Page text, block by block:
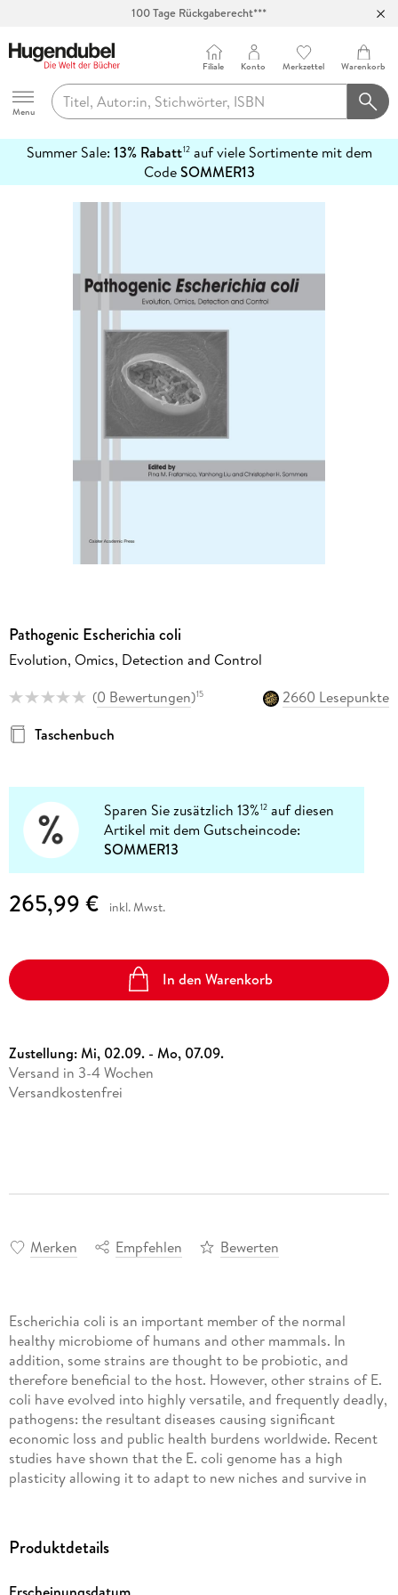
Hugendubel
Menu
Filiale Konto Merkzettel Warenkorb
Summer Sale: 13% Rabatt12auf viele Sortimente mit dem
CodeSOMMER13
erfahren
Pathogenic Escherichia coli
Evolution, Omics, Detection and Control
(0 Bewertungen)15
2660 Lesepunkte
Taschenbuch
Sparen Sie zusätzlich 13%12 auf diesen
Artikel mit dem Gutscheincode:
SOMMER13
265,99 € inkl. Mwst.
In den Warenkorb
Zustellung:Mi, 02.09. - Mo, 07.09.
Versand in 3-4 Wochen
Versandkostenfrei
Merken Empfehlen Bewerten
Escherichia coli is an important member of the normal
healthy microbiome of humans and other mammals. In
addition, some strains are thought to be probiotic, and
therefore beneficial to the host. However, other strains of E.
coli have evolved into highly versatile, and frequently deadly,
pathogens: the resultant diseases causing significant
economic loss and public health burdens worldwide. Recent
studies have shown that the E. coli genome has a high
plasticity allowing it to adapt to new niches and survive in
whole genome sequencing approaches have transformed
research in this field allowing fascinating new insights into
Produktdetails
Erscheinungsdatum